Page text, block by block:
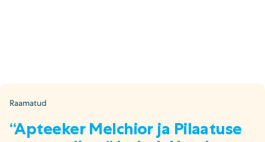
Raamatud
“Apteeker Melchior ja Pilaatuse